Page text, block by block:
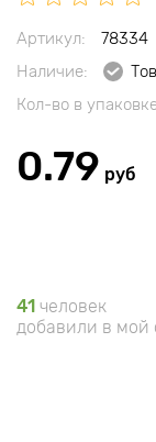
Артикул:
78334
Наличие:
Кол-во в
0.79 руб
41 человек
добавили в мой